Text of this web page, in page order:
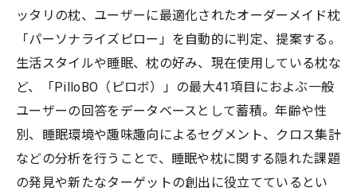
ッタリの枕、ユーザーに最適化されたオーダーメイド枕
「パーソナライズピロー」を自動的に判定、提案する。
生活スタイルや睡眠、枕の好み、現在使用している枕な
ど、「PilloBO（ピロボ）」の最大41項目におよぶ一般
ユーザーの回答をデータベースとして蓄積。年齢や性
別、睡眠環境や趣味趣向によるセグメント、クロス集計
などの分析を行うことで、睡眠や枕に関する隠れた課題
の発見や新たなターゲットの創出に役立てているとい